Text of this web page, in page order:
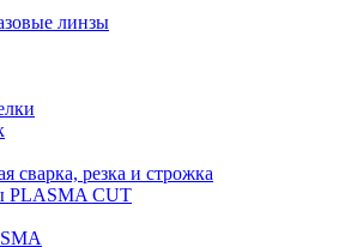
линзы
сварка, резка и строжка
PLASMA CUT